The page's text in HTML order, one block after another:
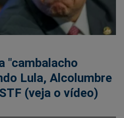
"cambalacho
Lula, Alcolumbre
(veja o vídeo)